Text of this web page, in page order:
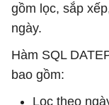
gồm lọc, sắp
ngày.
Hàm SQL
bao gồm:
Lọc theo